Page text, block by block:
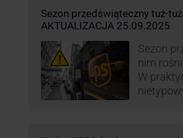
Sezon przedświąteczny tuż-
AKTUALIZACJA 25.09.2025
Sezon
nim
W